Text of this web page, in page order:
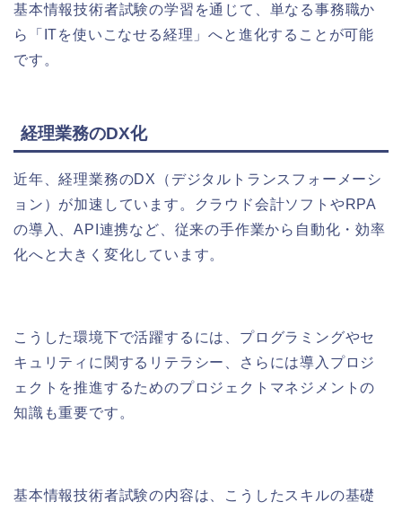
基本情報技術者試験の学習を通じて、単なる事務職か
ら「ITを使いこなせる経理」へと進化することが可能
です。
経理業務のDX化
近年、経理業務のDX（デジタルトランスフォーメーシ
ョン）が加速しています。クラウド会計ソフトやRPA
の導入、API連携など、従来の手作業から自動化・効率
化へと大きく変化しています。
こうした環境下で活躍するには、プログラミングやセ
キュリティに関するリテラシー、さらには導入プロジ
ェクトを推進するためのプロジェクトマネジメントの
知識も重要です。
基本情報技術者試験の内容は、こうしたスキルの基礎